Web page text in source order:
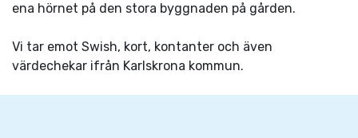
ena hörnet på den stora byggnaden på gården.
Vi tar emot Swish, kort, kontanter och även
värdechekar ifrån Karlskrona kommun.